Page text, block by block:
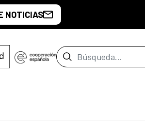
NOTICIAS
Barra de